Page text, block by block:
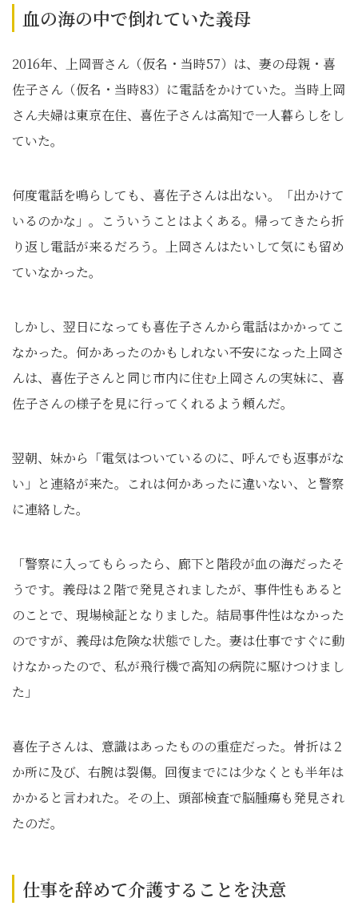
血の海の中で倒れていた義母
2016年、上岡晋さん（仮名・当時57）は、妻の母親・喜
佐子さん（仮名・当時83）に電話をかけていた。当時上岡
さん夫婦は東京在住、喜佐子さんは高知で一人暮らしをし
ていた。
何度電話を鳴らしても、喜佐子さんは出ない。「出かけて
いるのかな」。こういうことはよくある。帰ってきたら折
り返し電話が来るだろう。上岡さんはたいして気にも留め
ていなかった。
しかし、翌日になっても喜佐子さんから電話はかかってこ
なかった。何かあったのかもしれない――不安になった上岡さ
んは、喜佐子さんと同じ市内に住む上岡さんの実妹に、喜
佐子さんの様子を見に行ってくれるよう頼んだ。
翌朝、妹から「電気はついているのに、呼んでも返事がな
い」と連絡が来た。これは何かあったに違いない、と警察
に連絡した。
「警察に入ってもらったら、廊下と階段が血の海だったそ
うです。義母は２階で発見されましたが、事件性もあると
のことで、現場検証となりました。結局事件性はなかった
のですが、義母は危険な状態でした。妻は仕事ですぐに動
けなかったので、私が飛行機で高知の病院に駆けつけまし
た」
喜佐子さんは、意識はあったものの重症だった。骨折は２
か所に及び、右腕は裂傷。回復までには少なくとも半年は
かかると言われた。その上、頭部検査で脳腫瘍も発見され
たのだ。
仕事を辞めて介護することを決意